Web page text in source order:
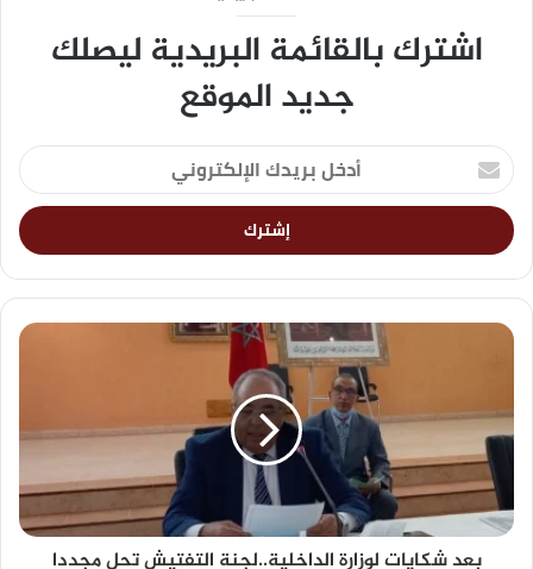
اشترك بالقائمة البريدية ليصلك
جديد الموقع
بعد شكايات لوزارة الداخلية..لجنة التفتيش تحل مجددا